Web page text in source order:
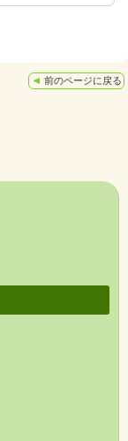
前のページに戻る